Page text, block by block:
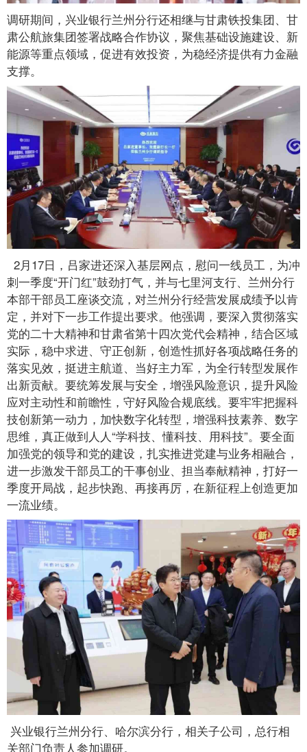
调研期间，兴业银行兰州分行还相继与甘肃铁投集团、甘
肃公航旅集团签署战略合作协议，聚焦基础设施建设、新
能源等重点领域，促进有效投资，为稳经济提供有力金融
支撑。
2月17日，吕家进还深入基层网点，慰问一线员工，为冲
刺一季度“开门红”鼓劲打气，并与七里河支行、兰州分行
本部干部员工座谈交流，对兰州分行经营发展成绩予以肯
定，并对下一步工作提出要求。他强调，要深入贯彻落实
党的二十大精神和甘肃省第十四次党代会精神，结合区域
实际，稳中求进、守正创新，创造性抓好各项战略任务的
落实见效，挺进主航道、当好主力军，为全行转型发展作
出新贡献。要统筹发展与安全，增强风险意识，提升风险
应对主动性和前瞻性，守好风险合规底线。要牢牢把握科
技创新第一动力，加快数字化转型，增强科技素养、数字
思维，真正做到人人“学科技、懂科技、用科技”。要全面
加强党的领导和党的建设，扎实推进党建与业务相融合，
进一步激发干部员工的干事创业、担当奉献精神，打好一
季度开局战，起步快跑、再接再厉，在新征程上创造更加
一流业绩。
兴业银行兰州分行、哈尔滨分行，相关子公司，总行相
关部门负责人参加调研。